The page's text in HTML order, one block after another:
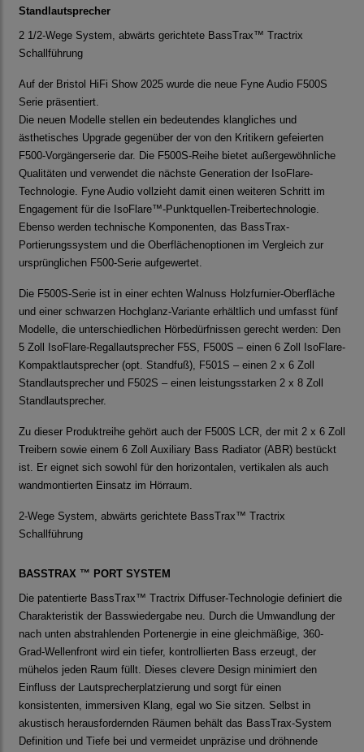
Standlautsprecher
2 1/2-Wege System, abwärts gerichtete BassTrax™ Tractrix
Schallführung
Auf der Bristol HiFi Show 2025 wurde die neue Fyne Audio F500S
Serie präsentiert.
Die neuen Modelle stellen ein bedeutendes klangliches und
ästhetisches Upgrade gegenüber der von den Kritikern gefeierten
F500-Vorgängerserie dar. Die F500S-Reihe bietet außergewöhnliche
Qualitäten und verwendet die nächste Generation der IsoFlare-
Technologie. Fyne Audio vollzieht damit einen weiteren Schritt im
Engagement für die IsoFlare™-Punktquellen-Treibertechnologie.
Ebenso werden technische Komponenten, das BassTrax-
Portierungssystem und die Oberflächenoptionen im Vergleich zur
ursprünglichen F500-Serie aufgewertet.
Die F500S-Serie ist in einer echten Walnuss Holzfurnier-Oberfläche
und einer schwarzen Hochglanz-Variante erhältlich und umfasst fünf
Modelle, die unterschiedlichen Hörbedürfnissen gerecht werden: Den
5 Zoll IsoFlare-Regallautsprecher F5S, F500S – einen 6 Zoll IsoFlare-
Kompaktlautsprecher (opt. Standfuß), F501S – einen 2 x 6 Zoll
Standlautsprecher und F502S – einen leistungsstarken 2 x 8 Zoll
Standlautsprecher.
Zu dieser Produktreihe gehört auch der F500S LCR, der mit 2 x 6 Zoll
Treibern sowie einem 6 Zoll Auxiliary Bass Radiator (ABR) bestückt
ist. Er eignet sich sowohl für den horizontalen, vertikalen als auch
wandmontierten Einsatz im Hörraum.
2-Wege System, abwärts gerichtete BassTrax™ Tractrix
Schallführung
BASSTRAX ™ PORT SYSTEM
Die patentierte BassTrax™ Tractrix Diffuser-Technologie definiert die
Charakteristik der Basswiedergabe neu. Durch die Umwandlung der
nach unten abstrahlenden Portenergie in eine gleichmäßige, 360-
Grad-Wellenfront wird ein tiefer, kontrollierten Bass erzeugt, der
mühelos jeden Raum füllt. Dieses clevere Design minimiert den
Einfluss der Lautsprecherplatzierung und sorgt für einen
konsistenten, immersiven Klang, egal wo Sie sitzen. Selbst in
akustisch herausfordernden Räumen behält das BassTrax-System
Definition und Tiefe bei und vermeidet unpräzise und dröhnende